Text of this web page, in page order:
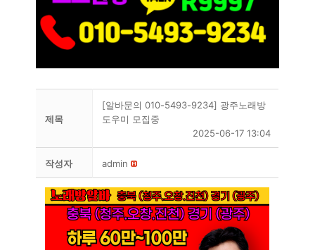
제목
[알바문의 010-5493-9234] 광주노래방
도우미 모집중
2025-06-17 13:04
작성자 admin